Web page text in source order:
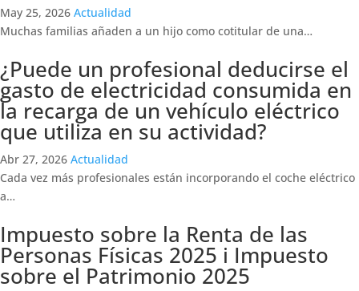
May 25, 2026 Actualidad
Muchas familias añaden a un hijo como cotitular de una…
¿Puede un profesional deducirse el
gasto de electricidad consumida en
la recarga de un vehículo eléctrico
que utiliza en su actividad?
Abr 27, 2026 Actualidad
Cada vez más profesionales están incorporando el coche eléctrico
a…
Impuesto sobre la Renta de las
Personas Físicas 2025 i Impuesto
sobre el Patrimonio 2025